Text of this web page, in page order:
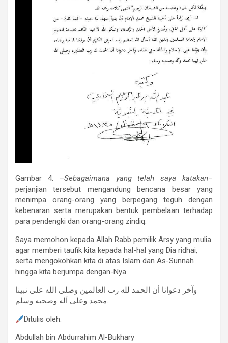
Gambar 4. –Sebagaimana yang telah saya katakan–
perjanjian tersebut mengandung bencana besar yang
menimpa orang-orang yang berpegang teguh dengan
kebenaran serta merupakan bentuk pembelaan terhadap
para pendengki dan orang-orang zindiq.
Saya memohon kepada Allah Rabb pemilik Arsy yang mulia
agar memberi taufik kita kepada hal-hal yang Dia ridhai,
serta mengokohkan kita di atas Islam dan As-Sunnah
hingga kita berjumpa dengan-Nya.
وآخر دعوانا أن الحمد لله رب العالمين وصلى الله على نبينا
محمد وعلى آله وصحبه وسلم.
Ditulis oleh:
Abdullah bin Abdurrahim Al-Bukhary